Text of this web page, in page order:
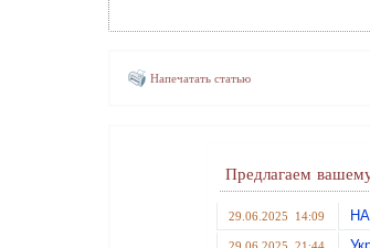
Напечатать статью
Предлагаем
29.06.2025 14:09